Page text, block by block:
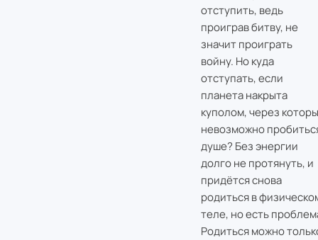
отступить, ведь
проиграв битву, не
значит проиграть
войну. Но куда
отступать, если
планета накрыта
куполом, через
невозможно
душе? Без энергии
долго не протянуть, и
придётся снова
родиться в
теле, но есть
Родиться можно